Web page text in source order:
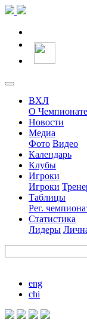
ВХЛ
О Чемпионате
Новости
Медиа
Фото Видео
Календарь
Клубы
Игроки
Игроки
Таблицы
Рег.
Статистика
Лидеры
eng
chi